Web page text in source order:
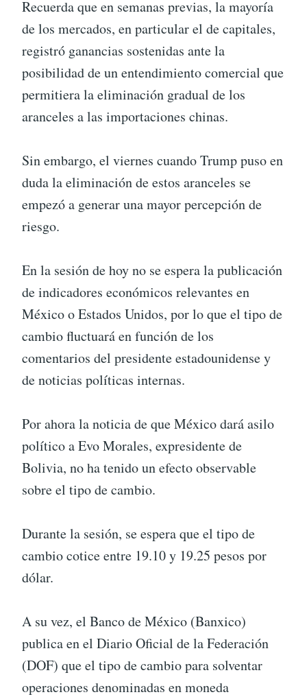
Recuerda que en semanas previas, la mayoría
de los mercados, en particular el de capitales,
registró ganancias sostenidas ante la
posibilidad de un entendimiento comercial que
permitiera la eliminación gradual de los
aranceles a las importaciones chinas.
Sin embargo, el viernes cuando Trump puso en
duda la eliminación de estos aranceles se
empezó a generar una mayor percepción de
riesgo.
En la sesión de hoy no se espera la publicación
de indicadores económicos relevantes en
México o Estados Unidos, por lo que el tipo de
cambio fluctuará en función de los
comentarios del presidente estadounidense y
de noticias políticas internas.
Por ahora la noticia de que México dará asilo
político a Evo Morales, expresidente de
Bolivia, no ha tenido un efecto observable
sobre el tipo de cambio.
Durante la sesión, se espera que el tipo de
cambio cotice entre 19.10 y 19.25 pesos por
dólar.
A su vez, el Banco de México (Banxico)
publica en el Diario Oficial de la Federación
(DOF) que el tipo de cambio para solventar
operaciones denominadas en moneda